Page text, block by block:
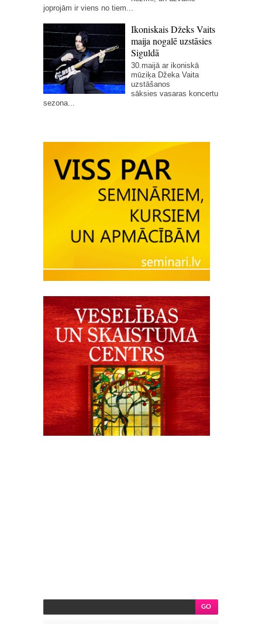
joprojām ir viens no tiem...
Ikoniskais Džeks Vaits
maija nogalē uzstāsies
Siguldā
30.maijā ar ikoniskā
mūziķa Džeka Vaita
uzstāšanos
sāksies vasaras koncertu
sezona...